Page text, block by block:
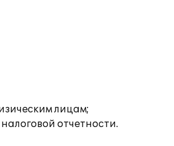
лицам;
отчетности.